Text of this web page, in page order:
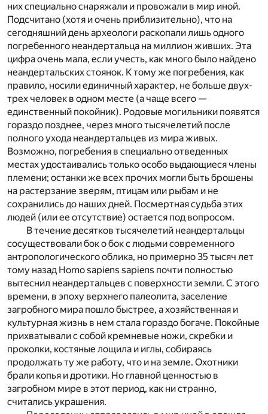
них специально снаряжали и провожали в мир иной.
Подсчитано (хотя и очень приблизительно), что на
сегодняшний день археологи раскопали лишь одного
погребенного неандертальца на миллион живших. Эта
цифра очень мала, если учесть, как много было найдено
неандертальских стоянок. К тому же погребения, как
правило, носили единичный характер, не больше двух-
трех человек в одном месте (а чаще всего —
единственный покойник). Родовые могильники появятся
гораздо позднее, через много тысячелетий после
полного ухода неандертальцев из мира живых.
Возможно, погребения в специально отведенных
местах удостаивались только особо выдающиеся члены
племени; останки же всех прочих могли быть брошены
на растерзание зверям, птицам или рыбам и не
сохранились до наших дней. Посмертная судьба этих
людей (или ее отсутствие) остается под вопросом.
В течение десятков тысячелетий неандертальцы
сосуществовали бок о бок с людьми современного
антропологического облика, но примерно 35 тысяч лет
тому назадHomo sapiens sapiens почти полностью
вытеснил неандертальцев с поверхности земли. С этого
времени, в эпоху верхнего палеолита, заселение
загробного мира пошло быстрее, а хозяйственная и
культурная жизнь в нем стала гораздо богаче. Покойные
прихватывали с собой кремневые ножи, скребки и
проколки, костяные лощила и иглы, собираясь
продолжать ту же работу, что и на земле. Охотники
брали копья и дротики. Но главной ценностью в
загробном мире в этот период, как ни странно,
считались украшения.